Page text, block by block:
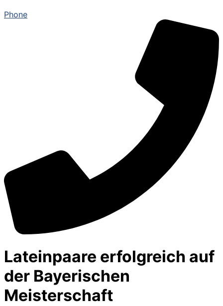
Phone
Lateinpaare erfolgreich auf
der Bayerischen
Meisterschaft